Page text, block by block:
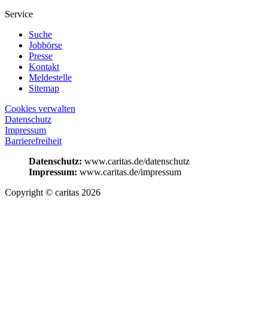
Service
Suche
Jobbörse
Presse
Kontakt
Meldestelle
Sitemap
Cookies verwalten
Datenschutz
Impressum
Barrierefreiheit
Datenschutz: www.caritas.de/datenschutz
Impressum: www.caritas.de/impressum
Copyright © caritas 2026